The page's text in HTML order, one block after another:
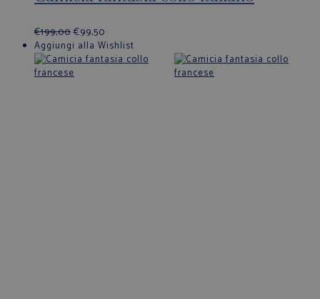
€199,00€99,50
Aggiungi alla Wishlist